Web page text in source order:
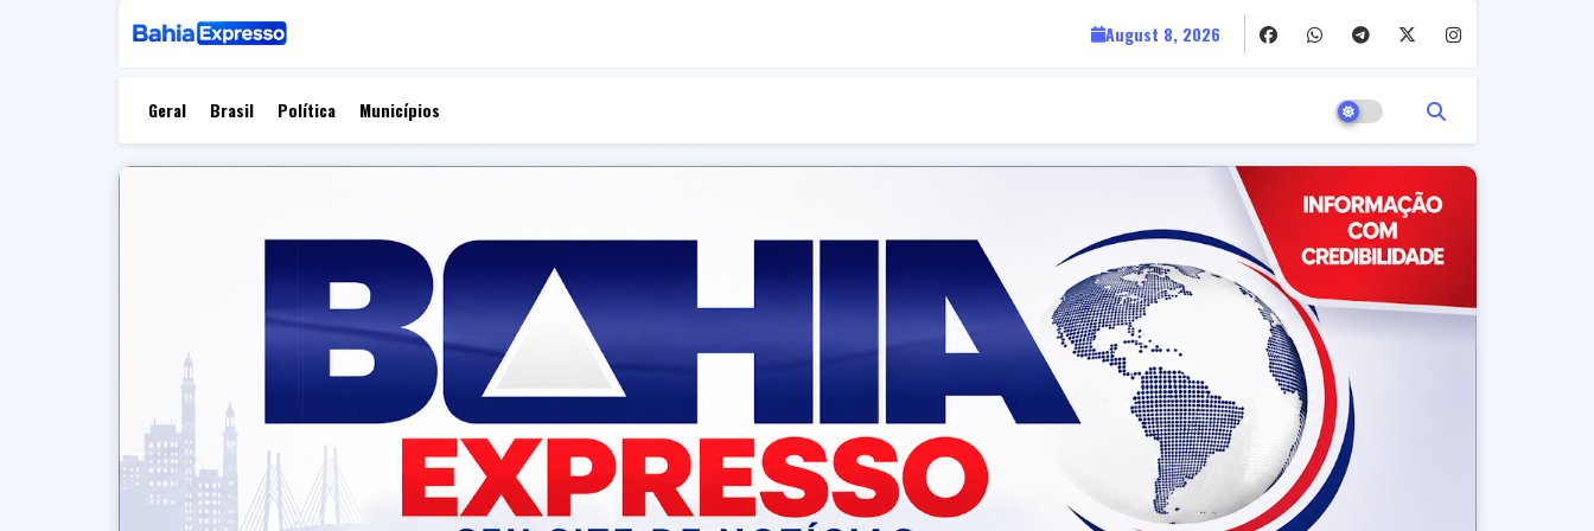
August 8, 2026
Geral Brasil Política Municípios